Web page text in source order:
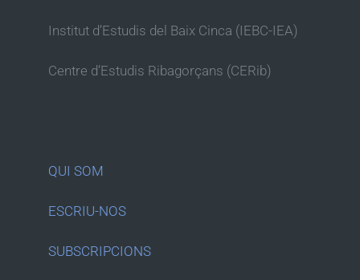
Institut d’Estudis del Baix Cinca (IEBC-IEA)
Centre d’Estudis Ribagorçans (CERib)
QUI SOM
ESCRIU-NOS
SUBSCRIPCIONS